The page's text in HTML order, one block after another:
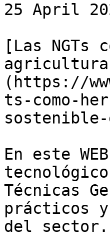
25 April
[Las NGTs
(https://
ts-como-
En este
Técnicas
prácticos y
del sector.